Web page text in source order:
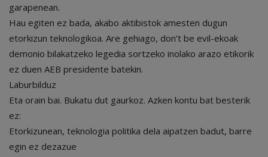
garapenean.
Hau egiten ez bada, akabo aktibistok amesten dugun
etorkizun teknologikoa. Are gehiago, don’t be evil-ekoak
demonio bilakatzeko legedia sortzeko inolako arazo etikorik
ez duen AEB presidente batekin.
Laburbilduz
Eta orain bai. Bukatu dut gaurkoz. Azken kontu bat besterik
ez:
Etorkizunean, teknologia politika dela aipatzen badut, barre
egin ez dezazue